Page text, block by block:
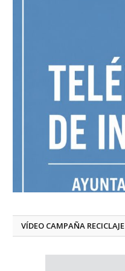
VÍDEO CAMPAÑA RECICLAJE